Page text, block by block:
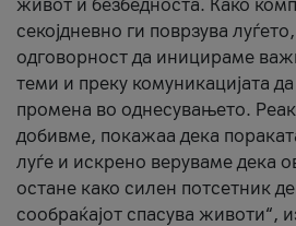
живот и безбедноста. Како
секојдневно ги поврзува
одговорност да иницираме
теми и преку комуникацијата
промена во однесувањето.
добивме, покажаа дека
луѓе и искрено веруваме дека
остане како силен потсетник
сообраќајот спасува животи“,